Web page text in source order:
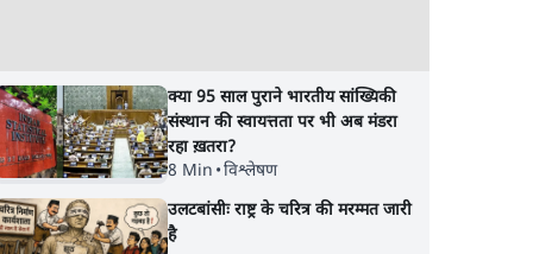
क्या 95 साल पुराने भारतीय सांख्यिकी
संस्थान की स्वायत्तता पर भी अब मंडरा
रहा ख़तरा?
8 Min •विश्लेषण
उलटबांसीः राष्ट्र के चरित्र की मरम्मत जारी
है